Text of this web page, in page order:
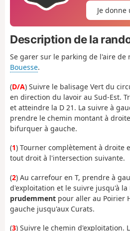
Je
Description de la
Se garer sur le parking de l'aire de
Bouesse.
(D/A) Suivre le balisage Vert du
en direction du lavoir au Sud-Est.
et atteindre la D 21. La suivre à
prendre le chemin montant à
bifurquer à gauche.
(1) Tourner complètement à droite
tout droit à l'intersection suivante.
(2) Au carrefour en T, prendre à
d'exploitation et le suivre jusqu'à la
prudemment pour aller au Poirier
gauche jusqu'aux Curats.
(3) Suivre le chemin d'exploitation.